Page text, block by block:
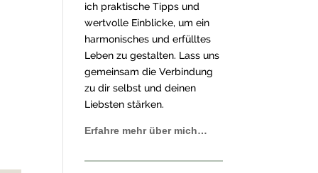
ich praktische Tipps und
wertvolle Einblicke, um ein
harmonisches und erfülltes
Leben zu gestalten. Lass uns
gemeinsam die Verbindung
zu dir selbst und deinen
Liebsten stärken.
Erfahre mehr über mich…